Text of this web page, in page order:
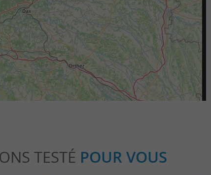
TESTÉ POUR VOUS